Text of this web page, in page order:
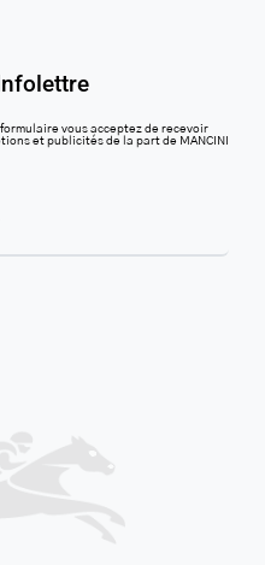
vous acceptez de recevoir
et publicités de la part de MANCINI